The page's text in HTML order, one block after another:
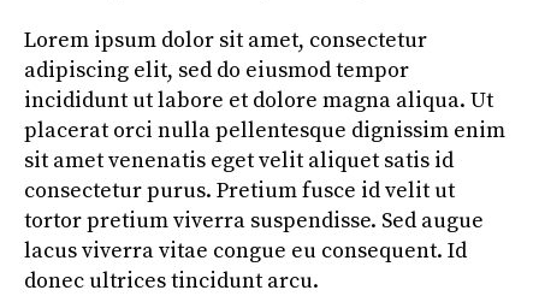
Lorem ipsum dolor sit amet, consectetur
adipiscing elit, sed do eiusmod tempor
incididunt ut labore et dolore magna aliqua. Ut
placerat orci nulla pellentesque dignissim enim
sit amet venenatis eget velit aliquet satis id
consectetur purus. Pretium fusce id velit ut
tortor pretium viverra suspendisse. Sed augue
lacus viverra vitae congue eu consequent. Id
donec ultrices tincidunt arcu.